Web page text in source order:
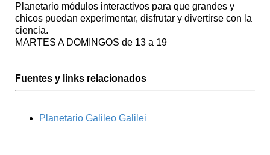
Planetario módulos interactivos para que grandes y
chicos puedan experimentar, disfrutar y divertirse con la
ciencia.
MARTES A DOMINGOS de 13 a 19
Fuentes y links relacionados
Planetario Galileo Galilei